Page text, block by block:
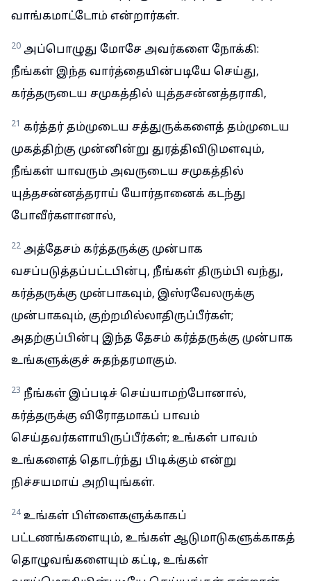
வாங்கமாட்டோம் என்றார்கள்.
20 அப்பொழுது மோசே அவர்களை நோக்கி:
நீங்கள் இந்த வார்த்தையின்படியே செய்து,
கர்த்தருடைய சமுகத்தில் யுத்தசன்னத்தராகி,
21 கர்த்தர் தம்முடைய சத்துருக்களைத் தம்முடைய
முகத்திற்கு முன்னின்று துரத்திவிடுமளவும்,
நீங்கள் யாவரும் அவருடைய சமுகத்தில்
யுத்தசன்னத்தராய் யோர்தானைக் கடந்து
போவீர்களானால்,
22 அத்தேசம் கர்த்தருக்கு முன்பாக
வசப்படுத்தப்பட்டபின்பு, நீங்கள் திரும்பி வந்து,
கர்த்தருக்கு முன்பாகவும், இஸ்ரவேலருக்கு
முன்பாகவும், குற்றமில்லாதிருப்பீர்கள்;
அதற்குப்பின்பு இந்த தேசம் கர்த்தருக்கு முன்பாக
உங்களுக்குச் சுதந்தரமாகும்.
23 நீங்கள் இப்படிச் செய்யாமற்போனால்,
கர்த்தருக்கு விரோதமாகப் பாவம்
செய்தவர்களாயிருப்பீர்கள்; உங்கள் பாவம்
உங்களைத் தொடர்ந்து பிடிக்கும் என்று
நிச்சயமாய் அறியுங்கள்.
24 உங்கள் பிள்ளைகளுக்காகப்
பட்டணங்களையும், உங்கள் ஆடுமாடுகளுக்காகத்
தொழுவங்களையும் கட்டி, உங்கள்